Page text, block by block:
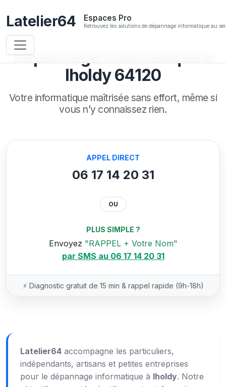
Latelier64 Espaces Pro
Retrouvez les solutions de dépannage informatique au
Dépannage informatique à
Iholdy 64120
Votre informatique maîtrisée sans effort, même si
vous n’y connaissez rien.
APPEL DIRECT
06 17 14 20 31
OU
PLUS SIMPLE ?
Envoyez "RAPPEL + Votre Nom"
par SMS au 06 17 14 20 31
⚡ Diagnostic gratuit de 15 min & rappel rapide (9h-18h)
Latelier64 accompagne les particuliers,
indépendants, artisans et petites entreprises
pour le dépannage informatique à Iholdy. Notre